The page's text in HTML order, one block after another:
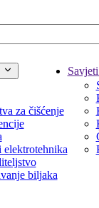
za čišćenje
biljaka